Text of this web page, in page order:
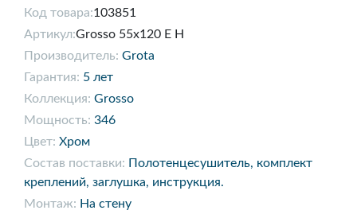
Код товара:103851
Артикул:Grosso 55x120 E H
Производитель: Grota
Гарантия: 5 лет
Коллекция: Grosso
Мощность: 346
Цвет: Хром
Состав поставки: Полотенцесушитель, комплект
креплений, заглушка, инструкция.
Монтаж: На стену